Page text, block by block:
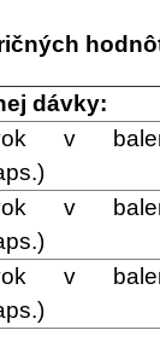
dávky:
v
v
v